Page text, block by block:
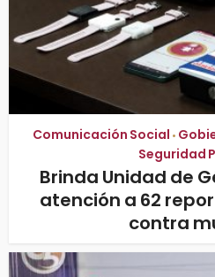
Comunicación Social •
Seguridad
Brinda Unidad de
atención a 62
contra